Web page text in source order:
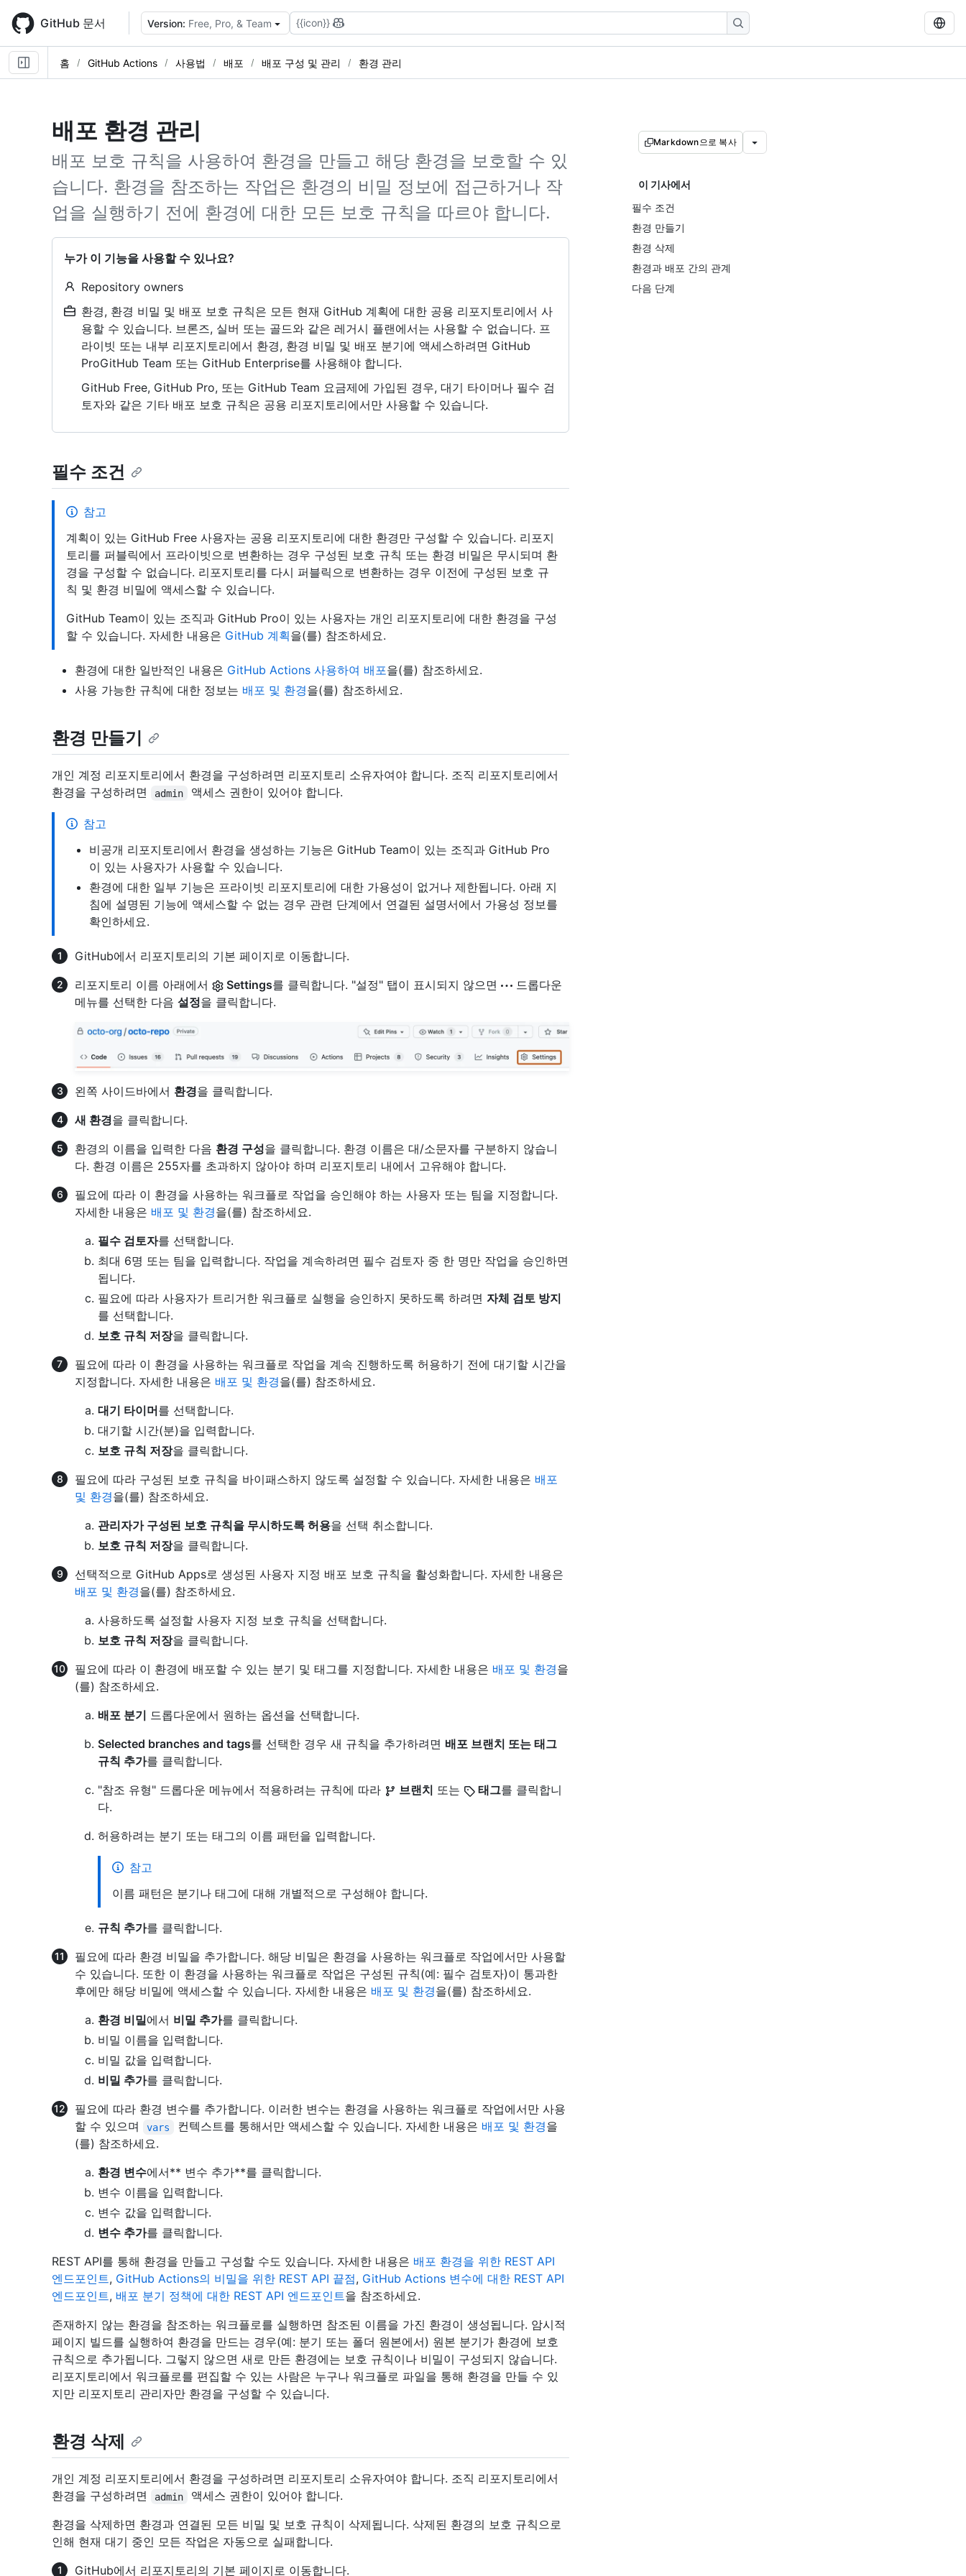
main
content
GitHub 문서 Version: Free, Pro, & Team {{icon}}
홈 GitHub Actions 사용법 배포 배포 구성 및 관리 환경 관리
배포 환경 관리
배포 보호 규칙을 사용하여 환경을 만들고 해당 환경을 보호할 수 있
습니다. 환경을 참조하는 작업은 환경의 비밀 정보에 접근하거나 작
업을 실행하기 전에 환경에 대한 모든 보호 규칙을 따르야 합니다.
누가 이 기능을 사용할 수 있나요?
Repository owners
환경, 환경 비밀 및 배포 보호 규칙은 모든 현재 GitHub 계획에 대한 공용 리포지토리에서 사
용할 수 있습니다. 브론즈, 실버 또는 골드와 같은 레거시 플랜에서는 사용할 수 없습니다. 프
라이빗 또는 내부 리포지토리에서 환경, 환경 비밀 및 배포 분기에 액세스하려면 GitHub
ProGitHub Team 또는 GitHub Enterprise를 사용해야 합니다.
GitHub Free, GitHub Pro, 또는 GitHub Team 요금제에 가입된 경우, 대기 타이머나 필수 검
토자와 같은 기타 배포 보호 규칙은 공용 리포지토리에서만 사용할 수 있습니다.
Markdown으로 복사
이 기사에서
필수 조건
환경 만들기
환경 삭제
환경과 배포 간의 관계
다음 단계
필수 조건
참고
계획이 있는 GitHub Free 사용자는 공용 리포지토리에 대한 환경만 구성할 수 있습니다. 리포지
토리를 퍼블릭에서 프라이빗으로 변환하는 경우 구성된 보호 규칙 또는 환경 비밀은 무시되며 환
경을 구성할 수 없습니다. 리포지토리를 다시 퍼블릭으로 변환하는 경우 이전에 구성된 보호 규
칙 및 환경 비밀에 액세스할 수 있습니다.
GitHub Team이 있는 조직과 GitHub Pro이 있는 사용자는 개인 리포지토리에 대한 환경을 구성
할 수 있습니다. 자세한 내용은 GitHub 계획을(를) 참조하세요.
환경에 대한 일반적인 내용은 GitHub Actions 사용하여 배포을(를) 참조하세요.
사용 가능한 규칙에 대한 정보는 배포 및 환경을(를) 참조하세요.
환경 만들기
개인 계정 리포지토리에서 환경을 구성하려면 리포지토리 소유자여야 합니다. 조직 리포지토리에서
환경을 구성하려면
admin 액세스 권한이 있어야 합니다.
참고
비공개 리포지토리에서 환경을 생성하는 기능은 GitHub Team이 있는 조직과 GitHub Pro
이 있는 사용자가 사용할 수 있습니다.
환경에 대한 일부 기능은 프라이빗 리포지토리에 대한 가용성이 없거나 제한됩니다. 아래 지
침에 설명된 기능에 액세스할 수 없는 경우 관련 단계에서 연결된 설명서에서 가용성 정보를
확인하세요.
GitHub에서 리포지토리의 기본 페이지로 이동합니다.
리포지토리 이름 아래에서
Settings를 클릭합니다. "설정" 탭이 표시되지 않으면
드롭다운
메뉴를 선택한 다음 설정을 클릭합니다.
왼쪽 사이드바에서 환경을 클릭합니다.
새 환경을 클릭합니다.
환경의 이름을 입력한 다음 환경 구성을 클릭합니다. 환경 이름은 대/소문자를 구분하지 않습니
다. 환경 이름은 255자를 초과하지 않아야 하며 리포지토리 내에서 고유해야 합니다.
필요에 따라 이 환경을 사용하는 워크플로 작업을 승인해야 하는 사용자 또는 팀을 지정합니다.
자세한 내용은 배포 및 환경을(를) 참조하세요.
필수 검토자를 선택합니다.
최대 6명 또는 팀을 입력합니다. 작업을 계속하려면 필수 검토자 중 한 명만 작업을 승인하면
됩니다.
필요에 따라 사용자가 트리거한 워크플로 실행을 승인하지 못하도록 하려면 자체 검토 방지
를 선택합니다.
보호 규칙 저장을 클릭합니다.
필요에 따라 이 환경을 사용하는 워크플로 작업을 계속 진행하도록 허용하기 전에 대기할 시간을
지정합니다. 자세한 내용은 배포 및 환경을(를) 참조하세요.
대기 타이머를 선택합니다.
대기할 시간(분)을 입력합니다.
보호 규칙 저장을 클릭합니다.
필요에 따라 구성된 보호 규칙을 바이패스하지 않도록 설정할 수 있습니다. 자세한 내용은 배포
및 환경을(를) 참조하세요.
관리자가 구성된 보호 규칙을 무시하도록 허용을 선택 취소합니다.
보호 규칙 저장을 클릭합니다.
선택적으로 GitHub Apps로 생성된 사용자 지정 배포 보호 규칙을 활성화합니다. 자세한 내용은
배포 및 환경을(를) 참조하세요.
사용하도록 설정할 사용자 지정 보호 규칙을 선택합니다.
보호 규칙 저장을 클릭합니다.
필요에 따라 이 환경에 배포할 수 있는 분기 및 태그를 지정합니다. 자세한 내용은 배포 및 환경을
(를) 참조하세요.
배포 분기 드롭다운에서 원하는 옵션을 선택합니다.
Selected branches and tags를 선택한 경우 새 규칙을 추가하려면 배포 브랜치 또는 태그
규칙 추가를 클릭합니다.
"참조 유형" 드롭다운 메뉴에서 적용하려는 규칙에 따라
브랜치 또는 태그를 클릭합니
다.
허용하려는 분기 또는 태그의 이름 패턴을 입력합니다.
참고
이름 패턴은 분기나 태그에 대해 개별적으로 구성해야 합니다.
규칙 추가를 클릭합니다.
필요에 따라 환경 비밀을 추가합니다. 해당 비밀은 환경을 사용하는 워크플로 작업에서만 사용할
수 있습니다. 또한 이 환경을 사용하는 워크플로 작업은 구성된 규칙(예: 필수 검토자)이 통과한
후에만 해당 비밀에 액세스할 수 있습니다. 자세한 내용은 배포 및 환경을(를) 참조하세요.
환경 비밀에서 비밀 추가를 클릭합니다.
비밀 이름을 입력합니다.
비밀 값을 입력합니다.
비밀 추가를 클릭합니다.
필요에 따라 환경 변수를 추가합니다. 이러한 변수는 환경을 사용하는 워크플로 작업에서만 사용
할 수 있으며
vars 컨텍스트를 통해서만 액세스할 수 있습니다. 자세한 내용은 배포 및 환경을
(를) 참조하세요.
환경 변수에서** 변수 추가**를 클릭합니다.
변수 이름을 입력합니다.
변수 값을 입력합니다.
변수 추가를 클릭합니다.
REST API를 통해 환경을 만들고 구성할 수도 있습니다. 자세한 내용은 배포 환경을 위한 REST API
엔드포인트, GitHub Actions의 비밀을 위한 REST API 끝점, GitHub Actions 변수에 대한 REST API
엔드포인트, 배포 분기 정책에 대한 REST API 엔드포인트을 참조하세요.
존재하지 않는 환경을 참조하는 워크플로를 실행하면 참조된 이름을 가진 환경이 생성됩니다. 암시적
페이지 빌드를 실행하여 환경을 만드는 경우(예: 분기 또는 폴더 원본에서) 원본 분기가 환경에 보호
규칙으로 추가됩니다. 그렇지 않으면 새로 만든 환경에는 보호 규칙이나 비밀이 구성되지 않습니다.
리포지토리에서 워크플로를 편집할 수 있는 사람은 누구나 워크플로 파일을 통해 환경을 만들 수 있
지만 리포지토리 관리자만 환경을 구성할 수 있습니다.
환경 삭제
개인 계정 리포지토리에서 환경을 구성하려면 리포지토리 소유자여야 합니다. 조직 리포지토리에서
환경을 구성하려면
admin
액세스 권한이 있어야 합니다.
환경을 삭제하면 환경과 연결된 모든 비밀 및 보호 규칙이 삭제됩니다. 삭제된 환경의 보호 규칙으로
인해 현재 대기 중인 모든 작업은 자동으로 실패합니다.
GitHub에서 리포지토리의 기본 페이지로 이동합니다.